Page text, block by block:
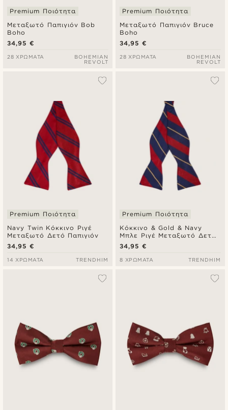
Μεταξωτό Παπιγιόν Bob
Boho
Premium Ποιότητα
34,95 €
28 ΧΡΏΜΑΤΑ
BOHEMIAN
REVOLT
Μεταξωτό Παπιγιόν Bruce
Boho
Premium Ποιότητα
34,95 €
28 ΧΡΏΜΑΤΑ
BOHEMIAN
REVOLT
Navy Twin Κόκκινο Ριγέ
Μεταξωτό Δετό Παπιγιόν
Premium Ποιότητα
34,95 €
14 ΧΡΏΜΑΤΑ TRENDHIM
Κόκκινο & Gold & Navy
Μπλε Ριγέ Μεταξωτό Δετό
Παπιγιόν
Premium Ποιότητα
34,95 €
8 ΧΡΏΜΑΤΑ TRENDHIM